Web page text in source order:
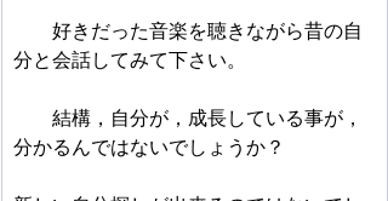
好きだった音楽を聴きながら昔の自
分と会話してみて下さい。
結構，自分が，成長している事が，
分かるんではないでしょうか？